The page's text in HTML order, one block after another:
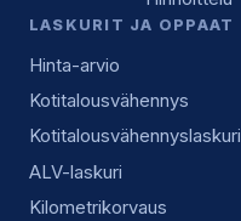
LASKURIT JA OPPAAT
Hinta-arvio
Kotitalousvähennys
Kotitalousvähennyslaskuri
ALV-laskuri
Kilometrikorvaus